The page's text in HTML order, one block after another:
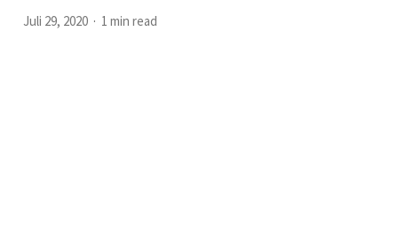
Juli 29, 2020 1 min read